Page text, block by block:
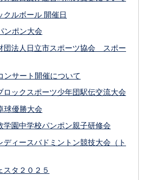
クルボール 開催日
ンポン大会
団法人日立市スポーツ協会 スポー
ンサート開催について
ロックスポーツ少年団駅伝交流大会
球優勝大会
学園中学校パンポン親子研修会
ディースバドミントン競技大会（ト
スタ２０２５